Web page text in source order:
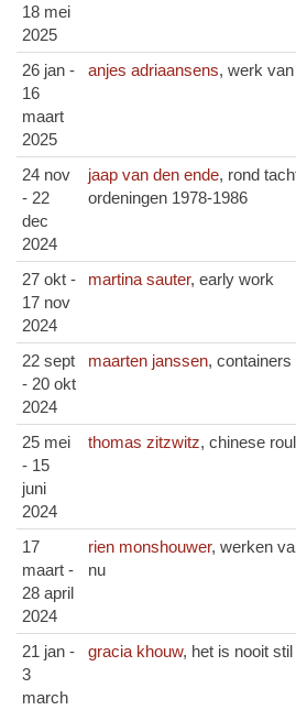
18 mei
2025
26 jan -
16
maart
2025
anjes adriaansens, werk
24 nov
- 22
dec
2024
jaap van den ende, rond
ordeningen 1978-1986
27 okt -
17 nov
2024
martina sauter, early work
22 sept
- 20 okt
2024
maarten janssen, containers
25 mei
- 15
juni
2024
thomas zitzwitz, chinese
17
maart -
28 april
2024
rien monshouwer, werken
nu
21 jan -
3
march
gracia khouw, het is nooit stil